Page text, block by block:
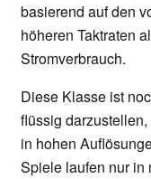
basierend auf den
höheren Taktraten
Stromverbrauch.
Diese Klasse ist
flüssig
in hohen
Spiele laufen nur in